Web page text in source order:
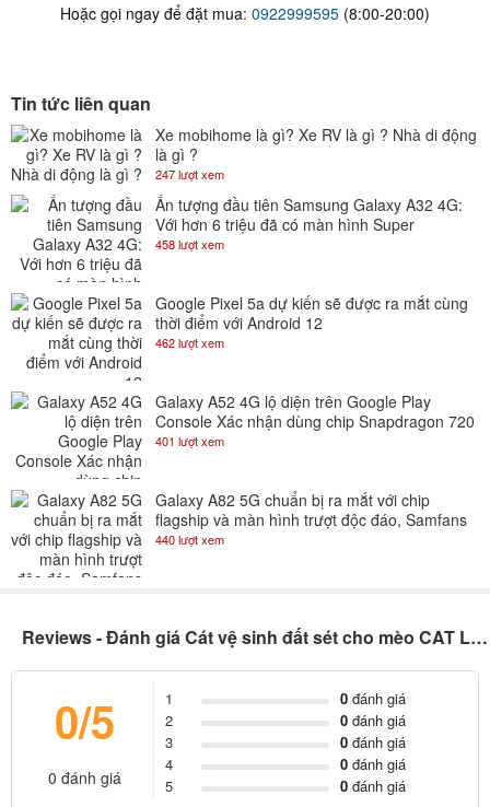
Hoặc gọi ngay để đặt mua: 0922999595 (8:00-20:00)
Tin tức liên quan
Xe mobihome là gì? Xe RV là gì ? Nhà di động
là gì ?
247 lượt xem
Ấn tượng đầu tiên Samsung Galaxy A32 4G:
Với hơn 6 triệu đã có màn hình Super
AMOLED 90Hz
458 lượt xem
Google Pixel 5a dự kiến sẽ được ra mắt cùng
thời điểm với Android 12
462 lượt xem
Galaxy A52 4G lộ diện trên Google Play
Console Xác nhận dùng chip Snapdragon 720
401 lượt xem
Galaxy A82 5G chuẩn bị ra mắt với chip
flagship và màn hình trượt độc đáo, Samfans
gom lúa đi là vừa
440 lượt xem
Reviews - Đánh giá Cát vệ sinh đất sét cho mèo CAT LITTER Bentonite 24kg(3*8kg)
0/5
0 đánh giá
1 0đánh giá
2
0đánh giá
3
0đánh giá
4
0đánh giá
5
0đánh giá